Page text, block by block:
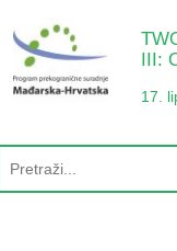
III:
17.